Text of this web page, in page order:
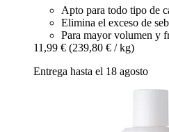
Apto para todo tipo de
Elimina el exceso de
Para mayor volumen y
11,99 € (239,80 € / kg)
Entrega hasta el 18 agosto